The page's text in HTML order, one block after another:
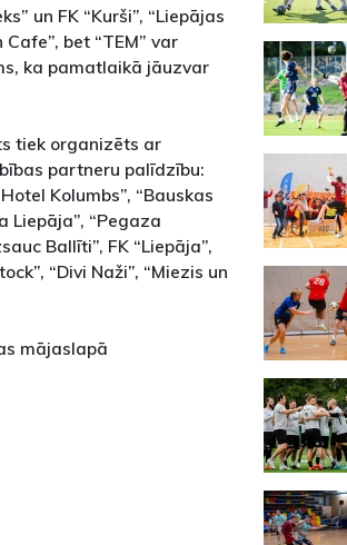
un FK “Kurši”, “Liepājas
bet “TEM” var
ka pamatlaikā jāuzvar
tiek organizēts ar
partneru palīdzību:
Kolumbs”, “Bauskas
Liepāja”, “Pegaza
Ballīti”, FK “Liepāja”,
“Divi Naži”, “Miezis un
mājaslapā